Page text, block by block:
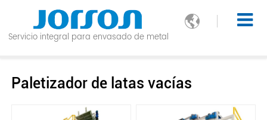

Servicio integral para envasado de metal
Paletizador de latas vacías